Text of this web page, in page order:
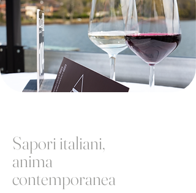
Sapori italiani,
anima
contemporanea